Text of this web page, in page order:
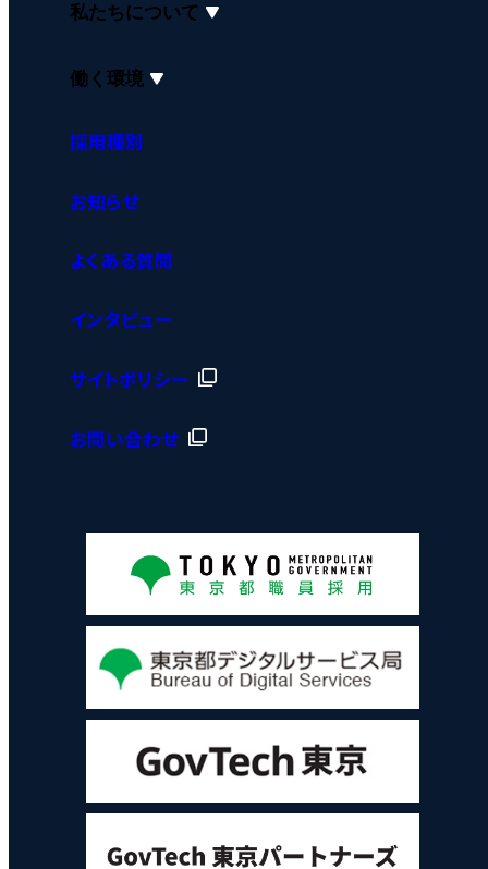
私たちについて
働く環境
採用種別
お知らせ
よくある質問
インタビュー
サイトポリシー
お問い合わせ